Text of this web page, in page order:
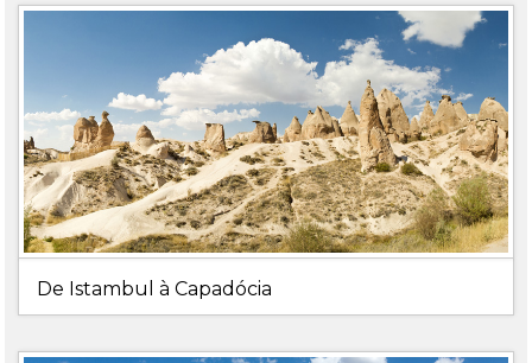
De Istambul à Capadócia